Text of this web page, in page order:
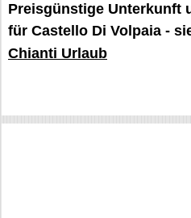
Preisgünstige Unterkunft
für Castello Di Volpaia -
Chianti Urlaub